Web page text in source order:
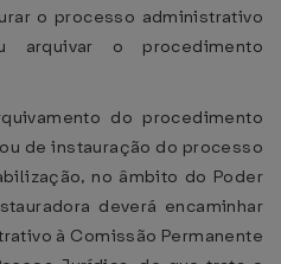
o processo administrativo
arquivar o procedimento
do procedimento
de instauração do processo
no âmbito do Poder
deverá encaminhar
à Comissão Permanente